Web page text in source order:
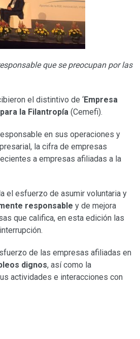
que se preocupan por las
el distintivo de ‘Empresa
la Filantropía (Cemefi).
en sus operaciones y
la cifra de empresas
a empresas afiliadas a la
el esfuerzo de asumir voluntaria y
responsable y de mejora
que califica, en esta edición las
de las empresas afiliadas en
dignos, así como la
actividades e interacciones con